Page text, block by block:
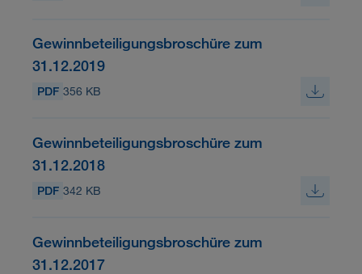
Gewinnbeteiligungsbroschüre zum
31.12.2019
PDF 356 KB
Gewinnbeteiligungsbroschüre zum
31.12.2018
PDF 342 KB
Gewinnbeteiligungsbroschüre zum
31.12.2017